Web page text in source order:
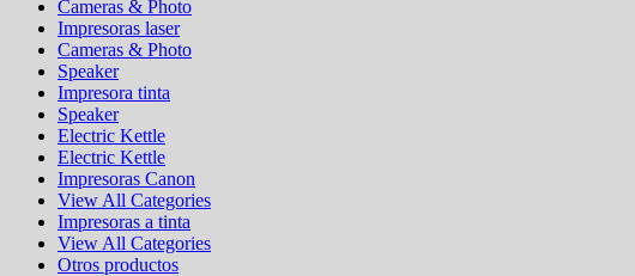
Cameras & Photo
Impresoras laser
Cameras & Photo
Speaker
Impresora tinta
Speaker
Electric Kettle
Electric Kettle
Impresoras Canon
View All Categories
Impresoras a tinta
View All Categories
Otros productos